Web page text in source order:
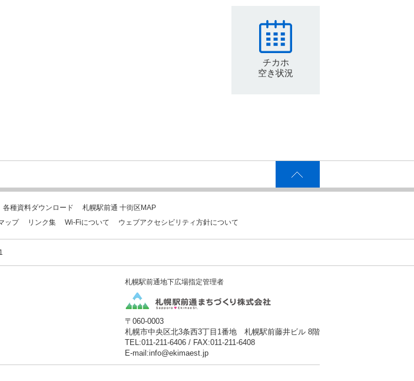
チカホ
空き状況
各種資料ダウンロード
札幌駅前通 十街区MAP
ップ リンク集 Wi-Fiについて ウェブアクセシビリティ方針について
札幌駅前通地下広場指定管理者
〒060-0003
札幌市中央区北3条西3丁目1番地 札幌駅前藤井ビル 8階
TEL:011-211-6406 / FAX:011-211-6408
E-mail:info@ekimaest.jp